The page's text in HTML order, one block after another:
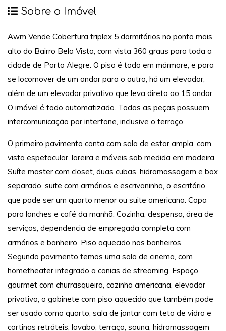
Sobre o Imóvel
Awm Vende Cobertura triplex 5 dormitórios no ponto mais
alto do Bairro Bela Vista, com vista 360 graus para toda a
cidade de Porto Alegre. O piso é todo em mármore, e para
se locomover de um andar para o outro, há um elevador,
além de um elevador privativo que leva direto ao 15 andar.
O imóvel é todo automatizado. Todas as peças possuem
intercomunicação por interfone, inclusive o terraço.
O primeiro pavimento conta com sala de estar ampla, com
vista espetacular, lareira e móveis sob medida em madeira.
Suíte master com closet, duas cubas, hidromassagem e box
separado, suite com armários e escrivaninha, o escritório
que pode ser um quarto menor ou suite americana. Copa
para lanches e café da manhã. Cozinha, despensa, área de
serviços, dependencia de empregada completa com
armários e banheiro. Piso aquecido nos banheiros.
Segundo pavimento temos uma sala de cinema, com
hometheater integrado a canias de streaming. Espaço
gourmet com churrasqueira, cozinha americana, elevador
privativo, o gabinete com piso aquecido que também pode
ser usado como quarto, sala de jantar com teto de vidro e
cortinas retráteis, lavabo, terraço, sauna, hidromassagem